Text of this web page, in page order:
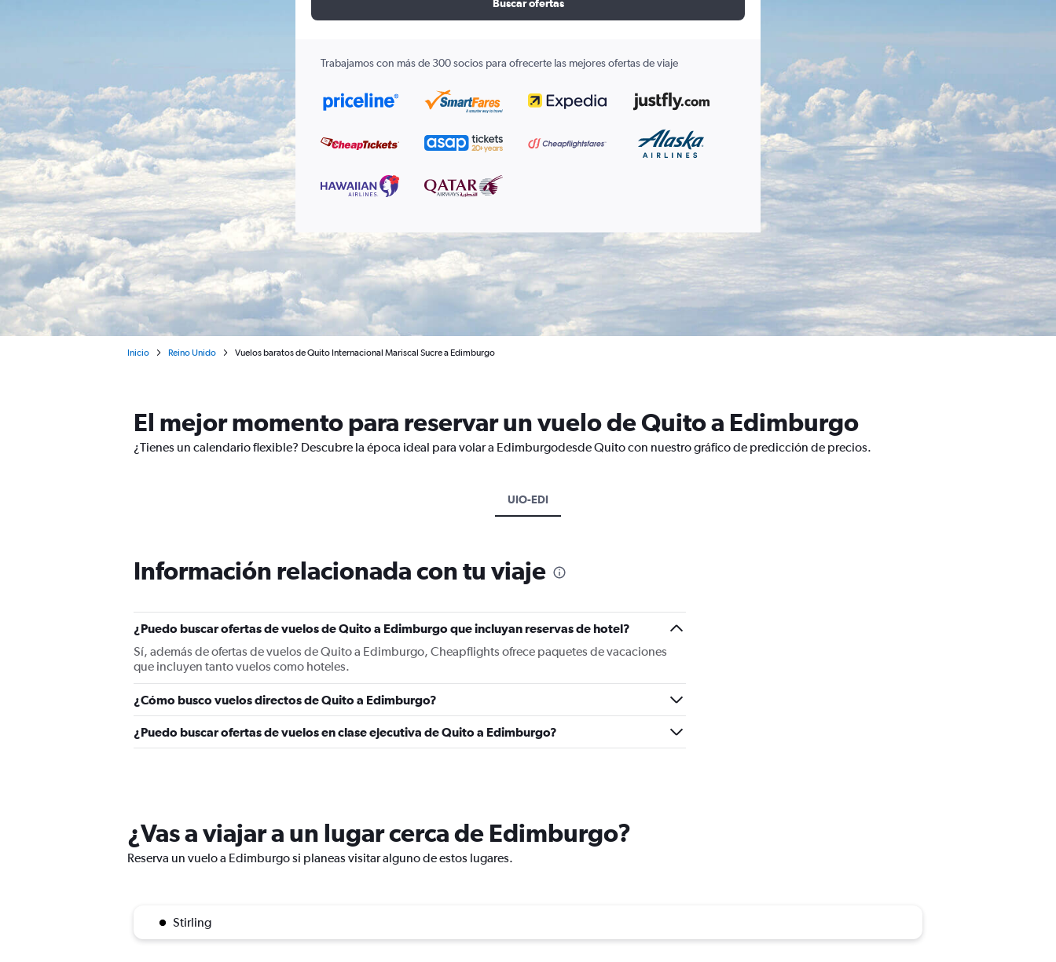
Buscar ofertas
Trabajamos con más de 300 socios para ofrecerte las mejores ofertas de viaje
Inicio Reino Unido Vuelos baratos de Quito Internacional Mariscal Sucre a Edimburgo
El mejor momento para reservar un vuelo de Quito a Edimburgo
¿Tienes un calendario flexible? Descubre la época ideal para volar a Edimburgodesde Quito con nuestro gráfico de predicción de precios.
UIO-EDI
Información relacionada con tu viaje
¿Puedo buscar ofertas de vuelos de Quito a Edimburgo que incluyan reservas de hotel?
Sí, además de ofertas de vuelos de Quito a Edimburgo, Cheapflights ofrece paquetes de vacaciones
que incluyen tanto vuelos como hoteles.
¿Cómo busco vuelos directos de Quito a Edimburgo?
¿Puedo buscar ofertas de vuelos en clase ejecutiva de Quito a Edimburgo?
¿Vas a viajar a un lugar cerca de Edimburgo?
Reserva un vuelo a Edimburgo si planeas visitar alguno de estos lugares.
Stirling